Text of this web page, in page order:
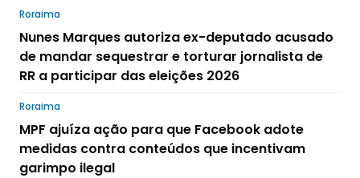
Roraima
Nunes Marques autoriza ex-deputado acusado
de mandar sequestrar e torturar jornalista de
RR a participar das eleições 2026
Roraima
MPF ajuíza ação para que Facebook adote
medidas contra conteúdos que incentivam
garimpo ilegal